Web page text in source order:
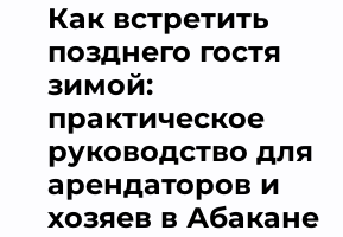
Как встретить
позднего гостя
зимой:
практическое
руководство для
арендаторов и
хозяев в Абакане